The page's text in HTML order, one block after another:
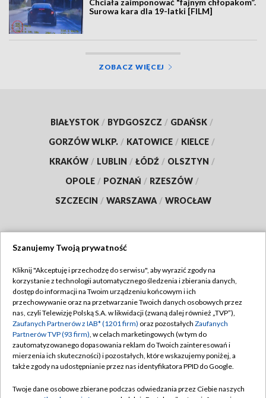
Chciała zaimponować "fajnym chłopakom”.
Surowa kara dla 19-latki [FILM]
ZOBACZ WIĘCEJ
BIAŁYSTOK / BYDGOSZCZ / GDAŃSK /
GORZÓW WLKP. / KATOWICE / KIELCE /
KRAKÓW / LUBLIN / ŁÓDŹ / OLSZTYN /
OPOLE / POZNAŃ / RZESZÓW /
SZCZECIN / WARSZAWA / WROCŁAW
TVP
Abonament TVP
Emisja w TVP
Centrum informacji TVP
Naziemna Telewizja Cyfrowa
Regulamin TVP
Polityka prywatności
Moje zgody
Pomoc
Szanujemy Twoją prywatność
Kliknij "Akceptuję i przechodzę do serwisu", aby wyrazić zgody na
korzystanie z technologii automatycznego śledzenia i zbierania danych,
dostęp do informacji na Twoim urządzeniu końcowym i ich
przechowywanie oraz na przetwarzanie Twoich danych osobowych przez
nas, czyli Telewizję Polską S.A. w likwidacji (zwaną dalej również „TVP”),
Zaufanych Partnerów z IAB* (1201 firm) oraz pozostałych Zaufanych
Partnerów TVP (93 firm), w celach marketingowych (w tym do
zautomatyzowanego dopasowania reklam do Twoich zainteresowań i
mierzenia ich skuteczności) i pozostałych, które wskazujemy poniżej, a
także zgody na udostępnianie przez nas identyfikatora PPID do Google.
Twoje dane osobowe zbierane podczas odwiedzania przez Ciebie naszych